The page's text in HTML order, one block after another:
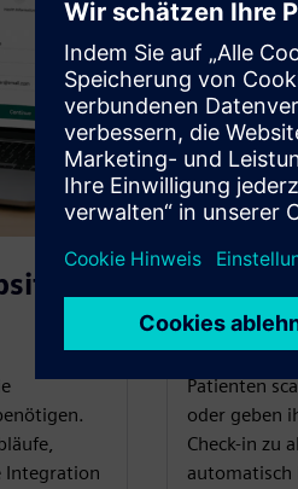
Integration
Patienten
oder geben
Check-in zu
automatisch